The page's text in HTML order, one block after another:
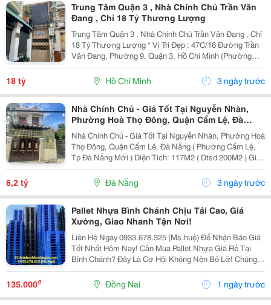
Trung Tâm Quận 3 , Nhà Chính Chủ Trần Văn
Đang , Chỉ 18 Tỷ Thương Lượng
Trung Tâm Quận 3 , Nhà Chính Chủ Trần Văn Đang , Chỉ
18 Tỷ Thương Lượng * Vị Trí Đẹp : 47C/16 Đường Trần
Văn Đang, Phường 9, Quận 3, Hồ Chí Minh (Phường
Nhiêu Lộc, Hồ Chí Minh Mới) , Gần Ngã Ba Trần Quang
Diệu &Ndash; Trần Văn Đang, Có 2 Lối Vào Từ...
18 tỷ Hồ Chí Minh 3 ngày trước
Nhà Chính Chủ - Giá Tốt Tại Nguyễn Nhàn,
Phường Hoà Thọ Đông, Quận Cẩm Lệ, Đà
Nẵng
Nhà Chính Chủ - Giá Tốt Tại Nguyễn Nhàn, Phường Hoà
Thọ Đông, Quận Cẩm Lệ, Đà Nẵng ( Phường Cẩm Lệ,
Tp Đà Nẵng Mới ) Diện Tích: 117M2 ( Dtsd 200M2 ) Giá
Bán: 6,2 Tỷ Liên Hệ Sđt: 0935369139 Chính Chủ ***
Thông Tin Mô Tả: - Ngang 5M Nở Hậu, 2...
6,2 tỷ Đà Nẵng 3 ngày trước
Pallet Nhựa Bình Chánh Chịu Tải Cao, Giá
Xưởng, Giao Nhanh Tận Nơi!
Liên Hệ Ngay 0933.678.325 (Ms.huệ) Để Nhận Báo Giá
Tốt Nhất Hôm Nay! Cần Mua Pallet Nhựa Giá Rẻ Tại
Bình Chánh? Đây Là Cơ Hội Không Nên Bỏ Lỡ! Chúng
Tôi Đang Xả Kho Hàng Nghìn Pallet Nhựa Cũ Và Mới
Với Mức Giá Cực Kỳ Ưu Đãi, Phù Hợp Cho Kho...
135.000₫ Đồng Nai 1 ngày trước